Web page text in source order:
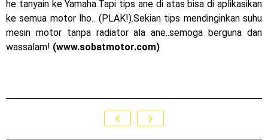
he tanyain ke Yamaha.Tapi tips ane di atas bisa di aplikasikan
ke semua motor lho.. (PLAK!).Sekian tips mendinginkan suhu
mesin motor tanpa radiator ala ane..semoga berguna dan
wassalam! (www.sobatmotor.com)